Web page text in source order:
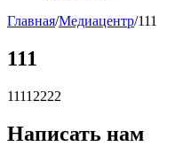
Главная/Медиацентр/111
111
11112222
Написать нам